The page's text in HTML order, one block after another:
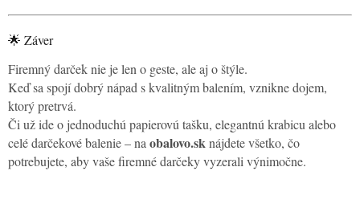
🌟 Záver
Firemný darček nie je len o geste, ale aj o štýle.
Keď sa spojí dobrý nápad s kvalitným balením, vznikne dojem,
ktorý pretrvá.
Či už ide o jednoduchú papierovú tašku, elegantnú krabicu alebo
celé darčekové balenie – na obalovo.sknájdete všetko, čo
potrebujete, aby vaše firemné darčeky vyzerali výnimočne.